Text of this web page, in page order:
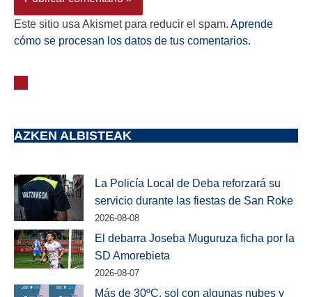
Este sitio usa Akismet para reducir el spam. Aprende
cómo se procesan los datos de tus comentarios.
AZKEN ALBISTEAK
La Policía Local de Deba reforzará su
servicio durante las fiestas de San Roke
2026-08-08
El debarra Joseba Muguruza ficha por la
SD Amorebieta
2026-08-07
Más de 30ºC, sol con algunas nubes y